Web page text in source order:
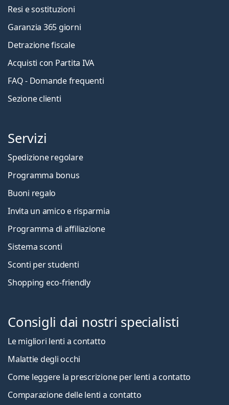
Resi e sostituzioni
Garanzia 365 giorni
Detrazione fiscale
Acquisti con Partita IVA
FAQ - Domande frequenti
Sezione clienti
Servizi
Spedizione regolare
Programma bonus
Buoni regalo
Invita un amico e risparmia
Programma di affiliazione
Sistema sconti
Sconti per studenti
Shopping eco-friendly
Consigli dai nostri specialisti
Le migliori lenti a contatto
Malattie degli occhi
Come leggere la prescrizione per lenti a contatto
Comparazione delle lenti a contatto